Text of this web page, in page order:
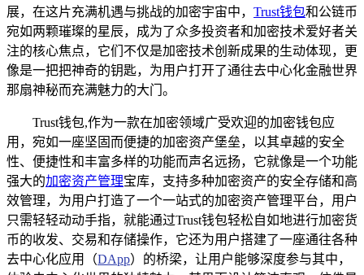
展，在这片充满机遇与挑战的加密宇宙中， Trust钱包和公链币
宛如两颗璀璨的星辰，成为了众多投资者和加密技术爱好者关
注的核心焦点，它们不仅是加密技术创新成果的生动体现，更
像是一把把神奇的钥匙，为用户打开了通往去中心化金融世界
那扇神秘而充满魅力的大门。
Trust钱包,作为一款在加密领域广受欢迎的加密钱包应
用，宛如一座坚固而便捷的加密资产堡垒，以其卓越的安全
性、便捷性和丰富多样的功能而声名远扬，它就像是一个功能
强大的加密资产管理宝库，支持多种加密资产的安全存储和高
效管理，为用户打造了一个一站式的加密资产管理平台，用户
只需轻轻动动手指，就能通过Trust钱包轻松自如地进行加密货
币的收发、交易和存储操作，它还为用户搭建了一座通往各种
去中心化应用（DApp）的桥梁，让用户能够深度参与其中，